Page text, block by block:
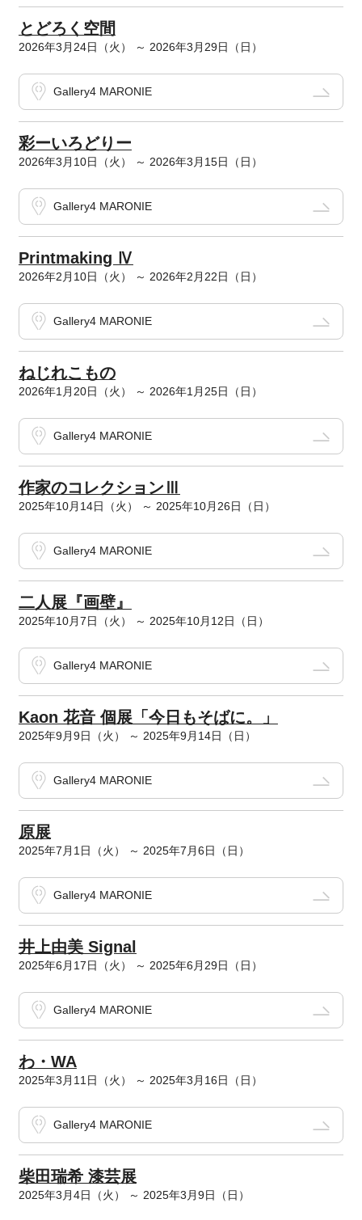
とどろく空間
2026年3月24日（火） ～ 2026年3月29日（日）
Gallery4 MARONIE
彩ーいろどりー
2026年3月10日（火） ～ 2026年3月15日（日）
Gallery4 MARONIE
Printmaking Ⅳ
2026年2月10日（火） ～ 2026年2月22日（日）
Gallery4 MARONIE
ねじれこもの
2026年1月20日（火） ～ 2026年1月25日（日）
Gallery4 MARONIE
作家のコレクションⅢ
2025年10月14日（火） ～ 2025年10月26日（日）
Gallery4 MARONIE
二人展『画壁』
2025年10月7日（火） ～ 2025年10月12日（日）
Gallery4 MARONIE
Kaon 花音 個展「今日もそばに。」
2025年9月9日（火） ～ 2025年9月14日（日）
Gallery4 MARONIE
原展
2025年7月1日（火） ～ 2025年7月6日（日）
Gallery4 MARONIE
井上由美 Signal
2025年6月17日（火） ～ 2025年6月29日（日）
Gallery4 MARONIE
わ・WA
2025年3月11日（火） ～ 2025年3月16日（日）
Gallery4 MARONIE
柴田瑞希 漆芸展
2025年3月4日（火） ～ 2025年3月9日（日）